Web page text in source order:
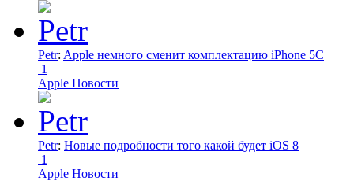
Petr: Apple немного сменит комплектацию iPhone 5C
1
Apple Новости
Petr: Новые подробности того какой будет iOS 8
1
Apple Новости